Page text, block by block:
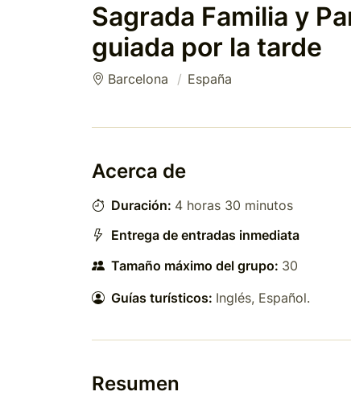
Sagrada Familia y
guiada por la tarde
Barcelona España
Acerca de
Duración: 4 horas 30 minutos
Entrega de entradas inmediata
Tamaño máximo del grupo: 30
Guías turísticos: Inglés, Español.
Resumen